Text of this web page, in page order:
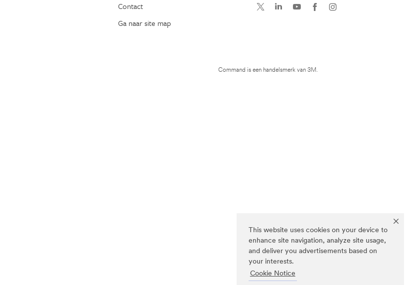
This website uses cookies on your device to
enhance site navigation, analyze site usage,
and deliver you advertisements based on
your interests.
Cookie Notice
Contact
Ga naar site map
Command is een handelsmerk van 3M.